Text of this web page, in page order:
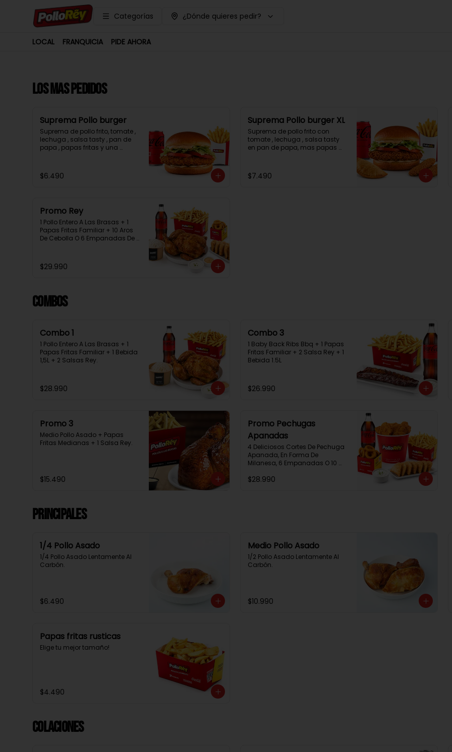
Categorías ¿Dónde quieres pedir?
LOCAL FRANQUICIA PIDE AHORA
LOS MAS PEDIDOS
Suprema Pollo burger
Suprema de pollo frito, tomate ,
lechuga , salsa tasty , pan de
papa , papas fritas y una
$6.490
Suprema Pollo burger XL
Suprema de pollo frito con
tomate , lechuga , salsa tasty
en pan de papa, mas papas
$7.490
Promo Rey
1 Pollo Entero A Las Brasas + 1
Papas Fritas Familiar + 10 Aros
De Cebolla O 6 Empanadas De
$29.990
Combos
Combo 1
1 Pollo Entero A Las Brasas + 1
Papas Fritas Familiar + 1 Bebida
1,5L + 2 Salsas Rey.
$28.990
Combo 3
1 Baby Back Ribs Bbq + 1 Papas
Fritas Familiar + 2 Salsa Rey + 1
Bebida 1.5L
$26.990
Promo 3
Medio Pollo Asado + Papas
Fritas Medianas + 1 Salsa Rey.
$15.490
Promo Pechugas
Apanadas
4 Deliciosos Cortes De Pechuga
Apanada, En Forma De
Milanesa, 6 Empanadas O 10
1 Bebida De 1.5 Litros, 2 Salsas
$28.990
Principales
1/4 Pollo Asado
1/4 Pollo Asado Lentamente Al
Carbón.
$6.490
Medio Pollo Asado
1/2 Pollo Asado Lentamente Al
Carbón.
$10.990
Papas fritas rusticas
Elige tu mejor tamaño!
$4.490
Colaciones